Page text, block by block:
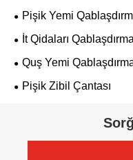
Pişik Yemi
İt Qidaları
Quş Yemi
Pişik Zibil Çantası